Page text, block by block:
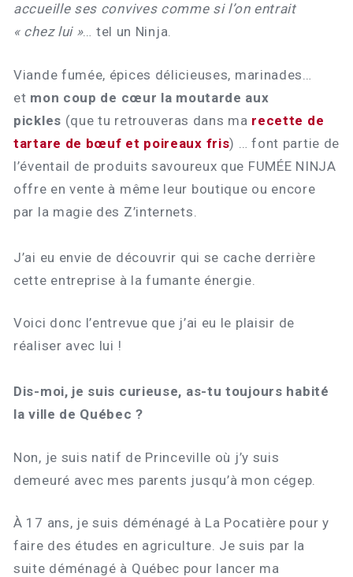
accueille ses convives comme si l’on entrait
« chez lui »… tel un Ninja.
Viande fumée, épices délicieuses, marinades…
et mon coup de cœur la moutarde aux
pickles (que tu retrouveras dans ma recette de
tartare de bœuf et poireaux fris) … font partie de
l’éventail de produits savoureux que FUMÉE NINJA
offre en vente à même leur boutique ou encore
par la magie des Z’internets.
J’ai eu envie de découvrir qui se cache derrière
cette entreprise à la fumante énergie.
Voici donc l’entrevue que j’ai eu le plaisir de
réaliser avec lui !
Dis-moi, je suis curieuse, as-tu toujours habité
la ville de Québec ?
Non, je suis natif de Princeville où j’y suis
demeuré avec mes parents jusqu’à mon cégep.
À 17 ans, je suis déménagé à La Pocatière pour y
faire des études en agriculture. Je suis par la
suite déménagé à Québec pour lancer ma